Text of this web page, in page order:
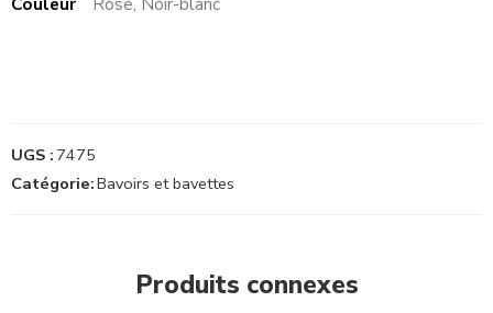
UGS : 7475
Catégorie:Bavoirs et bavettes
Produits connexes